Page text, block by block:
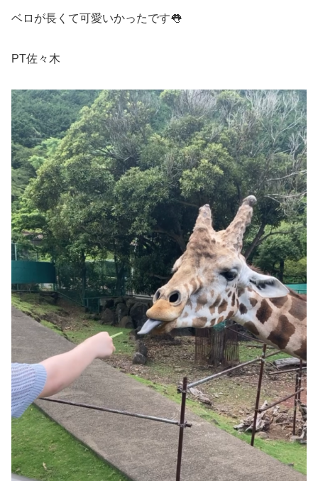
ベロが長くて可愛いかったです👅
PT佐々木